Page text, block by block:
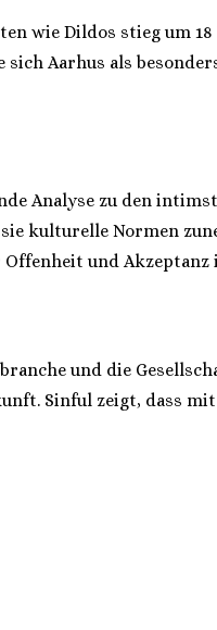
wie Dildos stieg um 18
sich Aarhus als
Analyse zu den
kulturelle Normen
und Akzeptanz
und die
Sinful zeigt, dass